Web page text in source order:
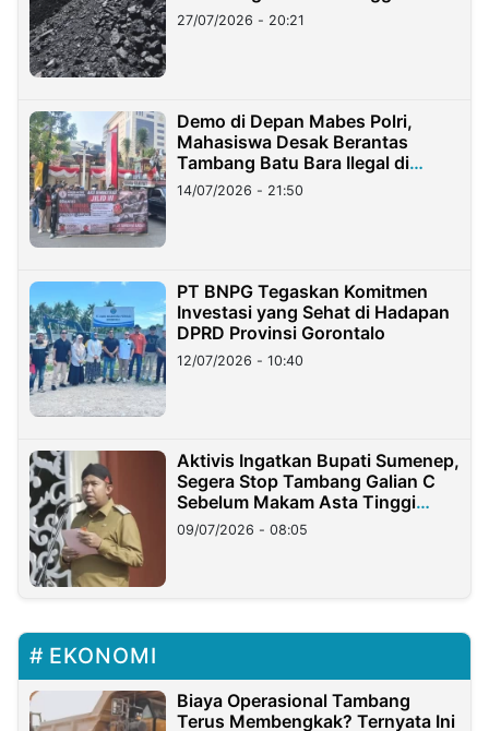
Stockpile
27/07/2026 - 20:21
Demo di Depan Mabes Polri,
Mahasiswa Desak Berantas
Tambang Batu Bara Ilegal di
Lampung
14/07/2026 - 21:50
PT BNPG Tegaskan Komitmen
Investasi yang Sehat di Hadapan
DPRD Provinsi Gorontalo
12/07/2026 - 10:40
Aktivis Ingatkan Bupati Sumenep,
Segera Stop Tambang Galian C
Sebelum Makam Asta Tinggi
Longsor
09/07/2026 - 08:05
EKONOMI
Biaya Operasional Tambang
Terus Membengkak? Ternyata Ini